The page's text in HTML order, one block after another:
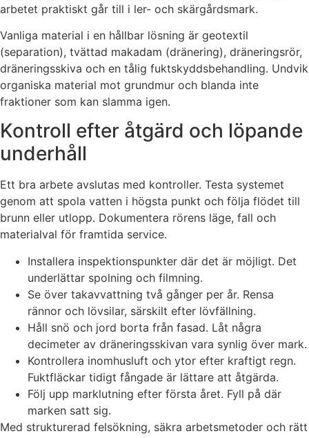
arbetet praktiskt går till i ler- och skärgårdsmark.
Vanliga material i en hållbar lösning är geotextil
(separation), tvättad makadam (dränering), dräneringsrör,
dräneringsskiva och en tålig fuktskyddsbehandling. Undvik
organiska material mot grundmur och blanda inte
fraktioner som kan slamma igen.
Kontroll efter åtgärd och löpande
underhåll
Ett bra arbete avslutas med kontroller. Testa systemet
genom att spola vatten i högsta punkt och följa flödet till
brunn eller utlopp. Dokumentera rörens läge, fall och
materialval för framtida service.
Installera inspektionspunkter där det är möjligt. Det
underlättar spolning och filmning.
Se över takavvattning två gånger per år. Rensa
rännor och lövsilar, särskilt efter lövfällning.
Håll snö och jord borta från fasad. Låt några
decimeter av dräneringsskivan vara synlig över mark.
Kontrollera inomhusluft och ytor efter kraftigt regn.
Fuktfläckar tidigt fångade är lättare att åtgärda.
Följ upp marklutning efter första året. Fyll på där
marken satt sig.
Med strukturerad felsökning, säkra arbetsmetoder och rätt